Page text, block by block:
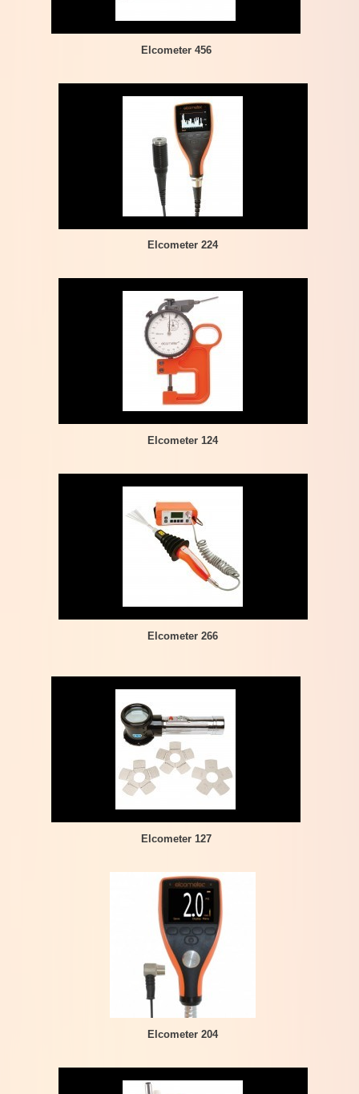
Elcometer 456
Elcometer 224
Elcometer 124
Elcometer 266
Elcometer 127
Elcometer 204